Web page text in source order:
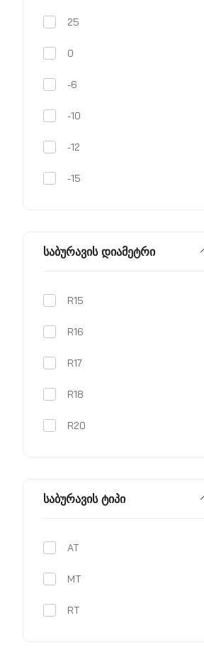
25
0
-6
-10
-12
-15
-48
საბურავის დიამეტრი
R15
R16
R17
R18
R20
საბურავის ტიპი
AT
MT
RT